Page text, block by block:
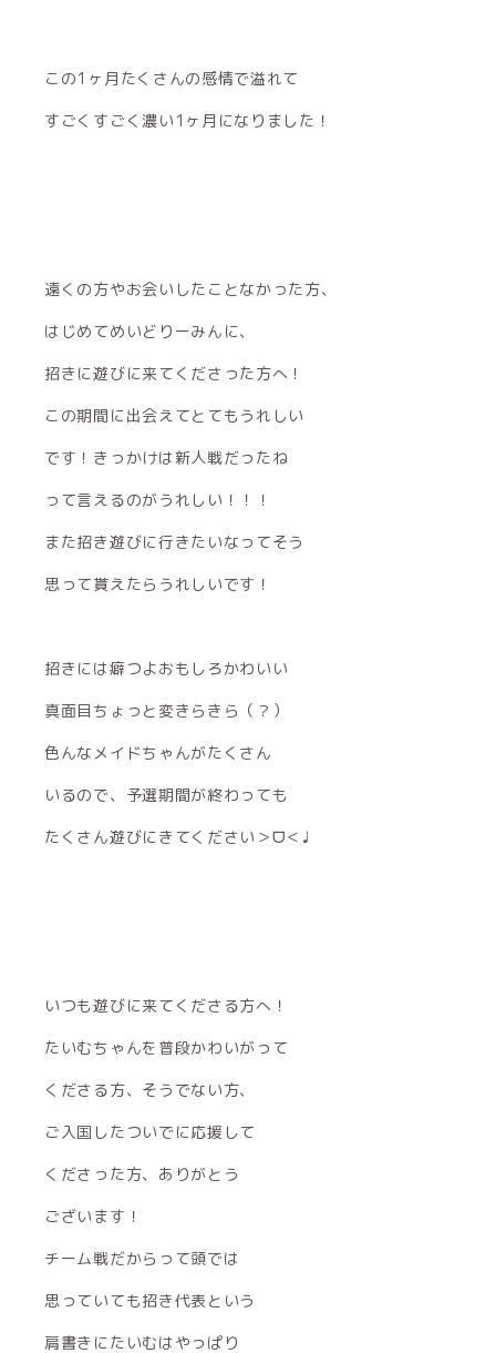
この1ヶ月たくさんの感情で溢れて
すごくすごく濃い1ヶ月になりました！
遠くの方やお会いしたことなかった方、
はじめてめいどりーみんに、
招きに遊びに来てくださった方へ！
この期間に出会えてとてもうれしい
です！きっかけは新人戦だったね
って言えるのがうれしい！！！
また招き遊びに行きたいなってそう
思って貰えたらうれしいです！
招きには癖つよおもしろかわいい
真面目ちょっと変きらきら（？）
色んなメイドちゃんがたくさん
いるので、予選期間が終わっても
たくさん遊びにきてください＞ᗜ＜♩
いつも遊びに来てくださる方へ！
たいむちゃんを普段かわいがって
くださる方、そうでない方、
ご入国したついでに応援して
くださった方、ありがとう
ございます！
チーム戦だからって頭では
思っていても招き代表という
肩書きにたいむはやっぱり